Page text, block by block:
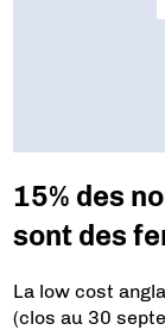
15% des
sont des
La low cost
(clos au 30